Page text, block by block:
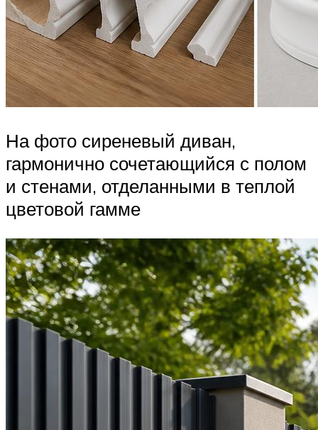
На фото сиреневый диван,
гармонично сочетающийся с полом
и стенами, отделанными в теплой
цветовой гамме